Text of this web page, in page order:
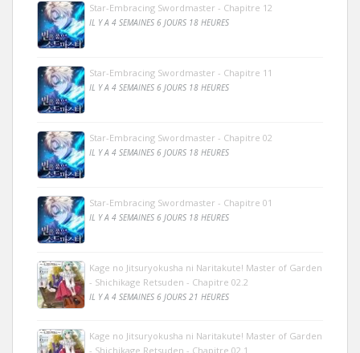
Star-Embracing Swordmaster - Chapitre 12
IL Y A 4 SEMAINES 6 JOURS 18 HEURES
Star-Embracing Swordmaster - Chapitre 11
IL Y A 4 SEMAINES 6 JOURS 18 HEURES
Star-Embracing Swordmaster - Chapitre 02
IL Y A 4 SEMAINES 6 JOURS 18 HEURES
Star-Embracing Swordmaster - Chapitre 01
IL Y A 4 SEMAINES 6 JOURS 18 HEURES
Kage no Jitsuryokusha ni Naritakute! Master of Garden
- Shichikage Retsuden - Chapitre 02.2
IL Y A 4 SEMAINES 6 JOURS 21 HEURES
Kage no Jitsuryokusha ni Naritakute! Master of Garden
- Shichikage Retsuden - Chapitre 02.1